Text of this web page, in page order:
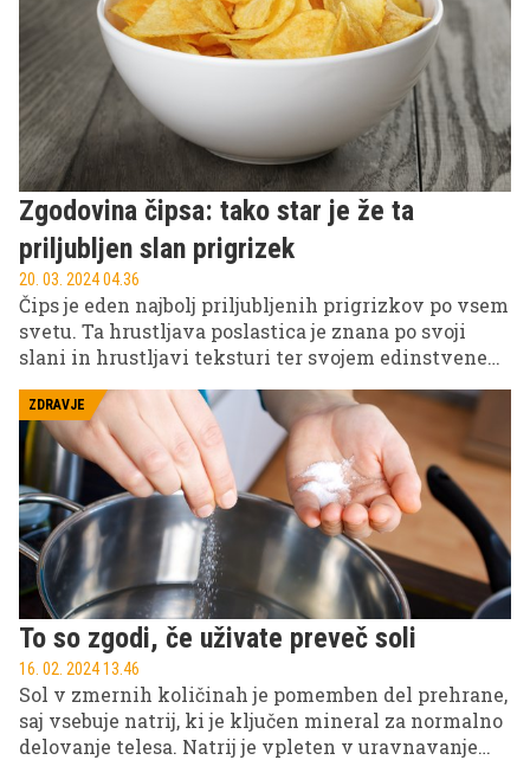
ki vam bodo pomagali pri misiji "Kako se znebiti
pivskega trebuha".
Zgodovina čipsa: tako star je že ta
priljubljen slan prigrizek
20. 03. 2024 04.36
Čips je eden najbolj priljubljenih prigrizkov po vsem
svetu. Ta hrustljava poslastica je znana po svoji
slani in hrustljavi teksturi ter svojem edinstvenem
avgusta domnevno star 170 let.
ZDRAVJE
To so zgodi, če uživate preveč soli
16. 02. 2024 13.46
Sol v zmernih količinah je pomemben del prehrane,
saj vsebuje natrij, ki je ključen mineral za normalno
delovanje telesa. Natrij je vpleten v uravnavanje